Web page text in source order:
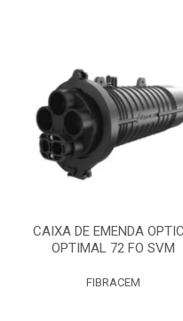
CAIXA DE EMENDA
OPTIMAL 72 FO SVM
FIBRACEM